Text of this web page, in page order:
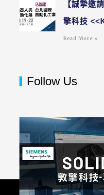
【誠摯邀
擎科技
Read More »
Follow Us